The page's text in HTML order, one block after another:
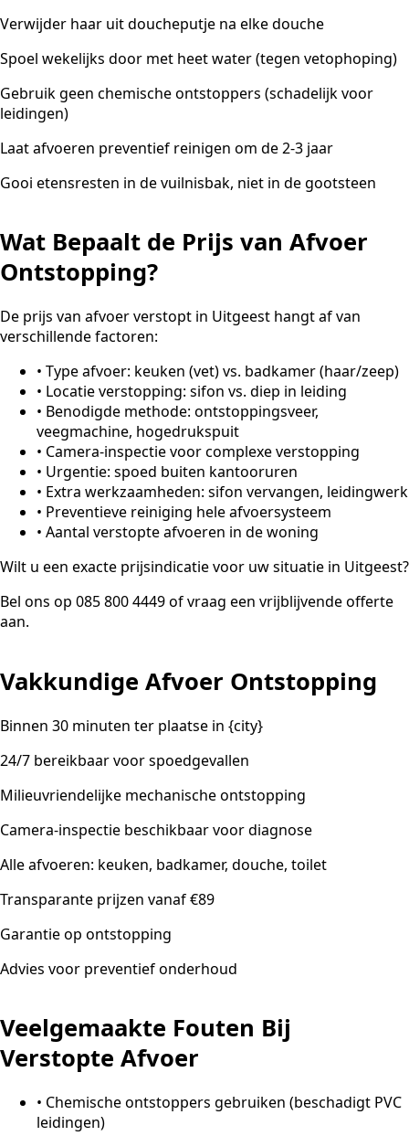
Verwijder haar uit doucheputje na elke douche
Spoel wekelijks door met heet water (tegen vetophoping)
Gebruik geen chemische ontstoppers (schadelijk voor
leidingen)
Laat afvoeren preventief reinigen om de 2-3 jaar
Gooi etensresten in de vuilnisbak, niet in de gootsteen
Wat Bepaalt de Prijs van Afvoer
Ontstopping?
De prijs van afvoer verstopt in Uitgeest hangt af van
verschillende factoren:
• Type afvoer: keuken (vet) vs. badkamer (haar/zeep)
• Locatie verstopping: sifon vs. diep in leiding
• Benodigde methode: ontstoppingsveer,
veegmachine, hogedrukspuit
• Camera-inspectie voor complexe verstopping
• Urgentie: spoed buiten kantooruren
• Extra werkzaamheden: sifon vervangen, leidingwerk
• Preventieve reiniging hele afvoersysteem
• Aantal verstopte afvoeren in de woning
Wilt u een exacte prijsindicatie voor uw situatie in Uitgeest?
Bel ons op 085 800 4449 of vraag een vrijblijvende offerte
aan.
Vakkundige Afvoer Ontstopping
Binnen 30 minuten ter plaatse in {city}
24/7 bereikbaar voor spoedgevallen
Milieuvriendelijke mechanische ontstopping
Camera-inspectie beschikbaar voor diagnose
Alle afvoeren: keuken, badkamer, douche, toilet
Transparante prijzen vanaf €89
Garantie op ontstopping
Advies voor preventief onderhoud
Veelgemaakte Fouten Bij
Verstopte Afvoer
• Chemische ontstoppers gebruiken (beschadigt PVC
leidingen)